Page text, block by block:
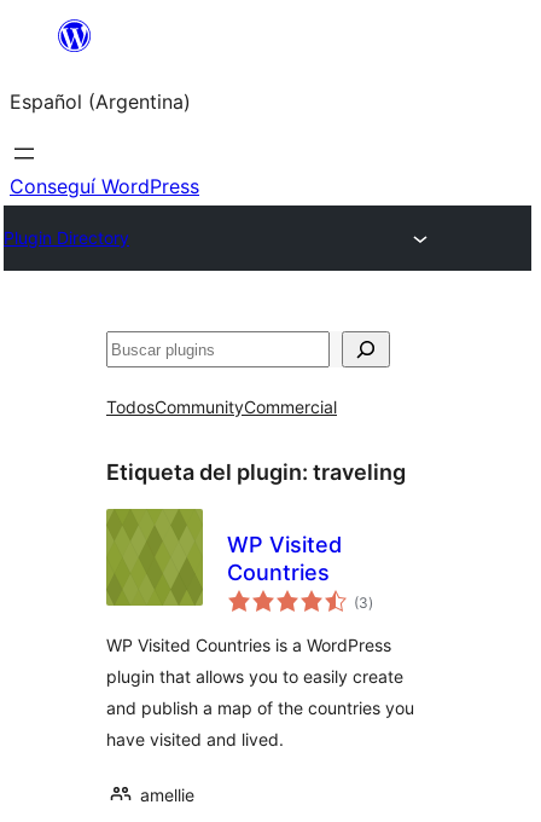
Saltar
contenido
Español (Argentina)
Conseguí WordPress
Plugin Directory
Buscar
TodosCommunityCommercial
Etiqueta del plugin: traveling
WP Visited
Countries
(3total
de
)
WP Visited Countries is a WordPress
plugin that allows you to easily create
and publish a map of the countries you
have visited and lived.
amellie